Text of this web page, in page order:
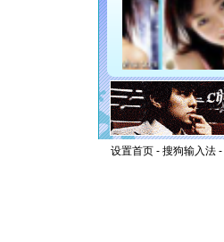
设置首页 - 搜狗输入法 -